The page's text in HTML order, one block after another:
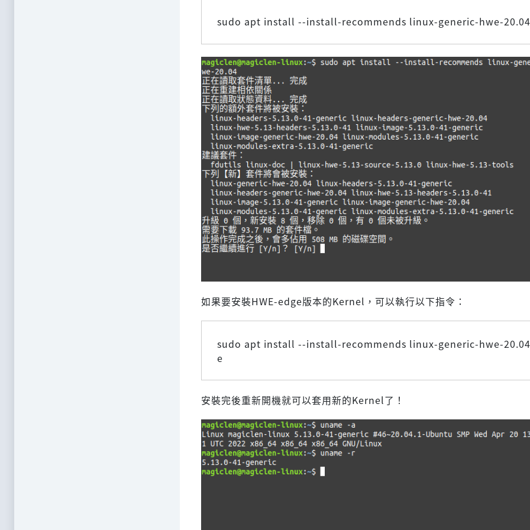
sudo apt install --install-recommends linux-generic-hwe-20.04
如果要安裝HWE-edge版本的Kernel，可以執行以下指令：
sudo apt install --install-recommends linux-generic-hwe-
e
安裝完後重新開機就可以套用新的Kernel了！